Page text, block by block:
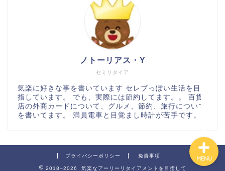
セミリタイア
ノトーリアス・Y
気楽に好きな事を書いています セレブっぽい生活を目
指しています。 でも、実際には節約してます。。 百貨
店の外商カードについて、グルメ、節約、旅行について
を書いてます。 満員電車と目覚まし時計が苦手です。
プライバシーポリシー 免責事項
2018–2026 気楽なアーリーリタイアメントを目指して
MENU
ハワイ